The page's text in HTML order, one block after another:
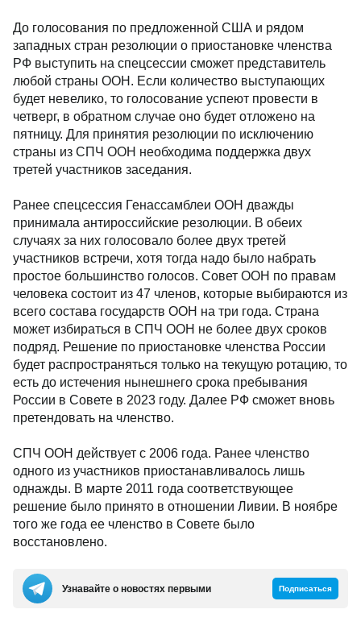
До голосования по предложенной США и рядом
западных стран резолюции о приостановке членства
РФ выступить на спецсессии сможет представитель
любой страны ООН. Если количество выступающих
будет невелико, то голосование успеют провести в
четверг, в обратном случае оно будет отложено на
пятницу. Для принятия резолюции по исключению
страны из СПЧ ООН необходима поддержка двух
третей участников заседания.
Ранее спецсессия Генассамблеи ООН дважды
принимала антироссийские резолюции. В обеих
случаях за них голосовало более двух третей
участников встречи, хотя тогда надо было набрать
простое большинство голосов. Совет ООН по правам
человека состоит из 47 членов, которые выбираются из
всего состава государств ООН на три года. Страна
может избираться в СПЧ ООН не более двух сроков
подряд. Решение по приостановке членства России
будет распространяться только на текущую ротацию, то
есть до истечения нынешнего срока пребывания
России в Совете в 2023 году. Далее РФ сможет вновь
претендовать на членство.
СПЧ ООН действует с 2006 года. Ранее членство
одного из участников приостанавливалось лишь
однажды. В марте 2011 года соответствующее
решение было принято в отношении Ливии. В ноябре
того же года ее членство в Совете было
восстановлено.
Узнавайте о новостях первыми Подписаться